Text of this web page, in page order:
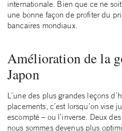
internationale. Bien que ce ne
une bonne façon de profiter du
bancaires mondiaux.
Amélioration de la
Japon
L’une des plus grandes leçons
placements, c’est lorsqu’on vise
escompté – ou l’inverse. Deux
nous sommes devenus plus